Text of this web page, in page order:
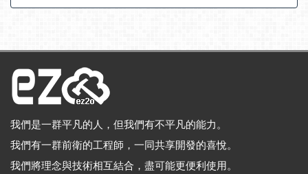
我們是一群平凡的人，但我們有不平凡的能力。
我們有一群前衛的工程師，一同共享開發的喜悅。
我們將理念與技術相互結合，盡可能更便利使用。